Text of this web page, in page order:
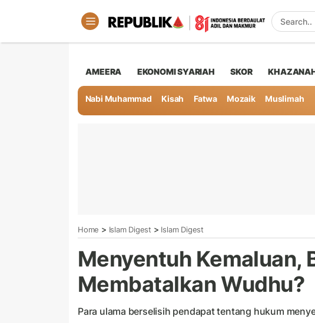
AMEERA EKONOMI SYARIAH SKOR
Nabi Muhammad Kisah Fatwa Mozaik Muslimah
Home > Islam Digest > Islam Digest
Menyentuh Kemaluan,
Membatalkan Wudhu?
Para ulama berselisih pendapat tentang hukum